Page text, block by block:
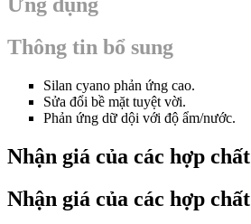
Thông tin bổ sung
Silan cyano phản ứng cao.
Sửa đổi bề mặt tuyệt vời.
Phản ứng dữ dội với độ ẩm/nước.
Nhận giá của các hợp
Nhận giá của các hợp